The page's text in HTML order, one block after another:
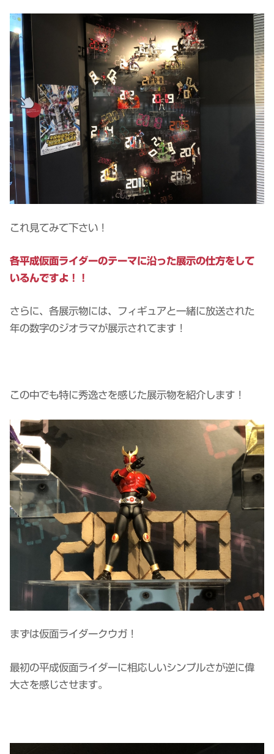
これ見てみて下さい！
各平成仮面ライダーのテーマに沿った展示の仕方をして
いるんですよ！！
さらに、各展示物には、フィギュアと一緒に放送された
年の数字のジオラマが展示されてます！
この中でも特に秀逸さを感じた展示物を紹介します！
まずは仮面ライダークウガ！
最初の平成仮面ライダーに相応しいシンプルさが逆に偉
大さを感じさせます。